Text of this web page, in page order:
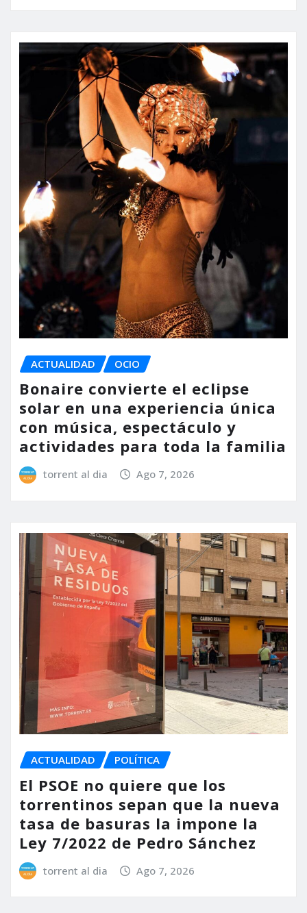
ACTUALIDAD OCIO
Bonaire convierte el eclipse
solar en una experiencia única
con música, espectáculo y
actividades para toda la familia
torrent al dia Ago 7, 2026
ACTUALIDAD POLÍTICA
El PSOE no quiere que los
torrentinos sepan que la nueva
tasa de basuras la impone la
Ley 7/2022 de Pedro Sánchez
torrent al dia Ago 7, 2026